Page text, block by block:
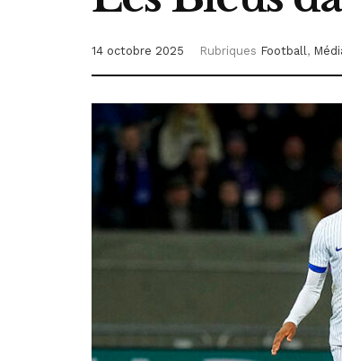
14 octobre 2025 Rubriques Football,